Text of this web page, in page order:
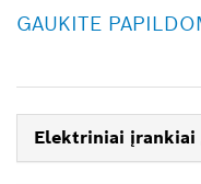
GAUKITE
Elektriniai įrankiai